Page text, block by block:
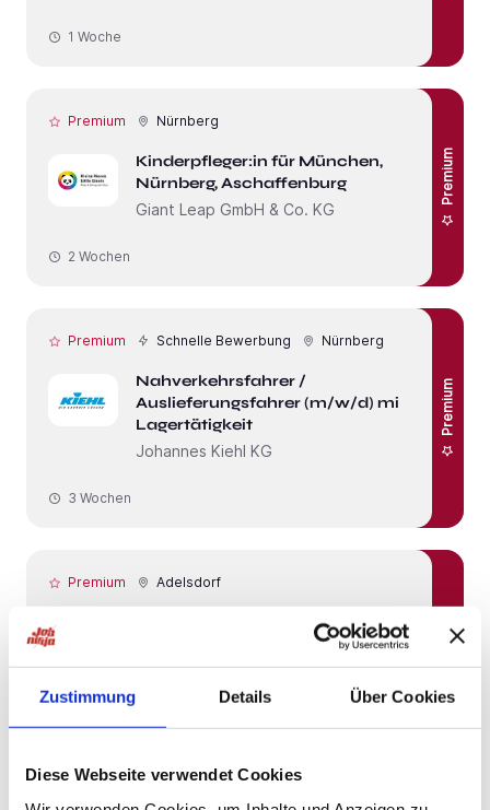
Zustimmung Details Über Cookies
Diese Webseite verwendet Cookies
1 Woche
Premium Nürnberg
Kinderpfleger:in für München,
Nürnberg, Aschaffenburg
Giant Leap GmbH & Co. KG
Premium
2 Wochen
Premium Schnelle Bewerbung Nürnberg
Nahverkehrsfahrer /
Auslieferungsfahrer (m/w/d) mit
Lagertätigkeit
Johannes Kiehl KG
Premium
3 Wochen
Premium Adelsdorf
Mitarbeiter Warenausgabe (m/w/d)
SOLDAN Holding + Bonbonspezialitäten
GmbH
Premium
Premium Schnelle Bewerbung Nürnberg